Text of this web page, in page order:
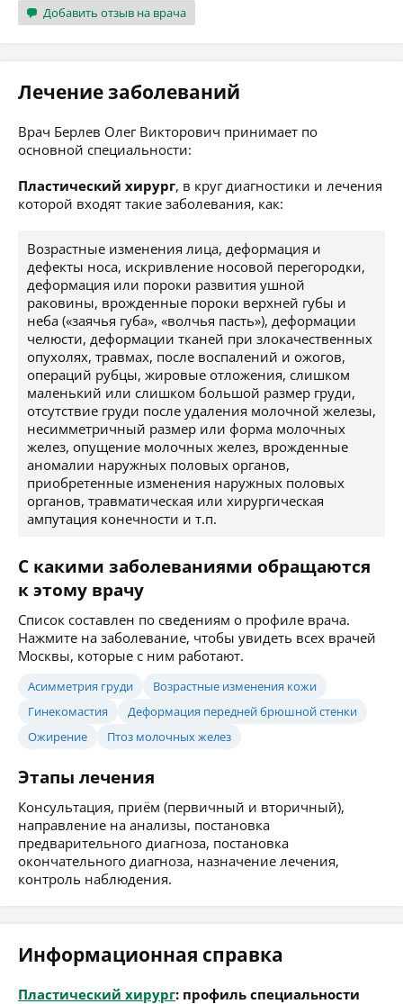
Добавить отзыв на врача
Лечение заболеваний
Врач Берлев Олег Викторович принимает по
основной специальности:
Пластический хирург, в круг диагностики и лечения
которой входят такие заболевания, как:
Возрастные изменения лица, деформация и
дефекты носа, искривление носовой перегородки,
деформация или пороки развития ушной
раковины, врожденные пороки верхней губы и
неба («заячья губа», «волчья пасть»), деформации
челюсти, деформации тканей при злокачественных
опухолях, травмах, после воспалений и ожогов,
операций рубцы, жировые отложения, слишком
маленький или слишком большой размер груди,
отсутствие груди после удаления молочной железы,
несимметричный размер или форма молочных
желез, опущение молочных желез, врожденные
аномалии наружных половых органов,
приобретенные изменения наружных половых
органов, травматическая или хирургическая
ампутация конечности и т.п.
С какими заболеваниями обращаются
к этому врачу
Список составлен по сведениям о профиле врача.
Нажмите на заболевание, чтобы увидеть всех врачей
Москвы, которые с ним работают.
Асимметрия груди
Возрастные изменения кожи
Гинекомастия
Деформация передней брюшной стенки
Ожирение
Птоз молочных желез
Этапы лечения
Консультация, приём (первичный и вторичный),
направление на анализы, постановка
предварительного диагноза, постановка
окончательного диагноза, назначение лечения,
контроль наблюдения.
Информационная справка
Пластический хирург: профиль специальности